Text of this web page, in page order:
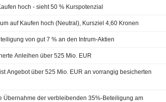
hoch - sieht 50 % Kurspotenzial
auf Kaufen hoch (Neutral), Kursziel 4,60 Kronen
von gut 7 % an den Intrum-Aktien
Anleihen über 525 Mio. EUR
Angebot über 525 Mio. EUR an vorrangig besicherten
Übernahme der verbleibenden 35%-Beteiligung am